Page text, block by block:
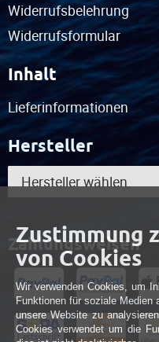
Widerrufsbelehrung
Widerrufsformular
Inhalt
Lieferinformationen
Hersteller
Hersteller wählen
Zahlungsweisen
Zustimmung
von Cookies
Wir verwenden Cookies, um
Funktionen für soziale Medien
unsere Website zu
Cookies verwendet um die